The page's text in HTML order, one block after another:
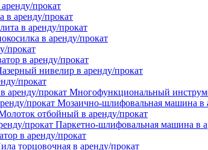
прокат
в аренду/прокат
в аренду/прокат
в аренду/прокат
прокат
в аренду/прокат
нивелир в аренду/прокат
прокат
Многофункциональный
Мозаично-шлифовальная машина в
отбойный в аренду/прокат
Паркетно-шлифовальная машина в
в аренду/прокат
торцовочная в аренду/прокат